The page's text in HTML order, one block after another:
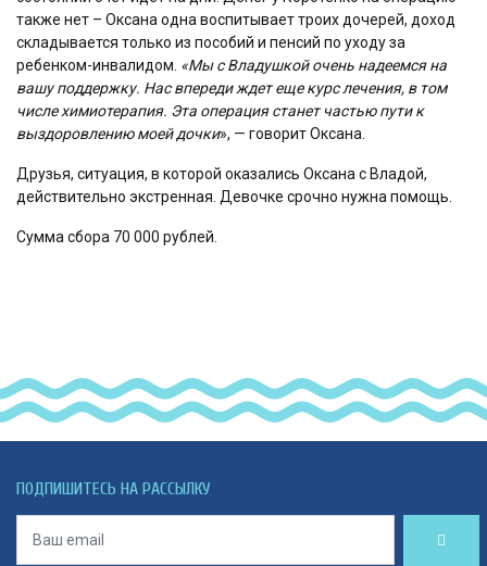
также нет – Оксана одна воспитывает троих дочерей, доход
складывается только из пособий и пенсий по уходу за
ребенком-инвалидом. «Мы с Владушкой очень надеемся на
вашу поддержку. Нас впереди ждет еще курс лечения, в том
числе химиотерапия. Эта операция станет частью пути к
выздоровлению моей дочки», — говорит Оксана.
Друзья, ситуация, в которой оказались Оксана с Владой,
действительно экстренная. Девочке срочно нужна помощь.
Сумма сбора 70 000 рублей.
ПОДПИШИТЕСЬ НА РАССЫЛКУ